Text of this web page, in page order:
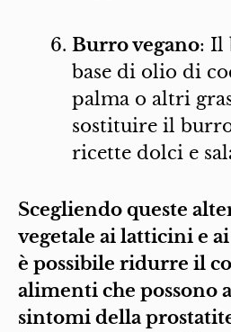
Burro vegano: Il
base di olio di
palma o altri
sostituire il
ricette dolci e
Scegliendo queste
vegetale ai latticini e
è possibile ridurre il
alimenti che possono
sintomi della